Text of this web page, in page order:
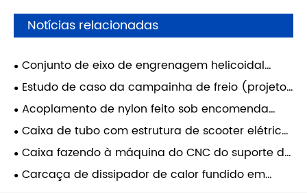
Notícias relacionadas
Conjunto de eixo de engrenagem helicoidal
personalizado para sistemas de transmissão
industriais
Estudo de caso da campainha de freio (projeto
no Reino Unido)
Acoplamento de nylon feito sob encomenda
para equipamentos de embalagem - Itália
Caixa de tubo com estrutura de scooter elétrica:
como melhoramos a resistência estrutural usando
um processo integrado de fundição e forjamento
Caixa fazendo à máquina do CNC do suporte de
aço inoxidável da precisão - sistema da turbina
de gás
Carcaça de dissipador de calor fundido em